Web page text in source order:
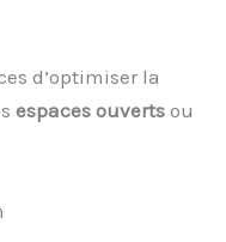
d’optimiser la
espaces ouverts ou